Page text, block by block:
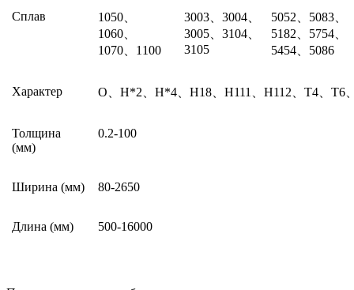
Сплав
1050、
1060、
1070、1100
3003、3004、
3005、3104、
3105
5052、5083、
5182、5754、
5454、5086
Характер O、H*2、H*4、H18、H111、H112、T4、T6
Толщина
(мм)
0.2-100
Ширина (мм) 80-2650
Длина (мм) 500-16000